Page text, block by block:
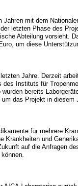
Jahren mit dem
letzten Phase des
Abteilung vorsieht.
um diese
Jahre. Derzeit
des Instituts für
bereits
das Projekt in diesem
für mehrere
Krankheiten und
auf die Anfragen